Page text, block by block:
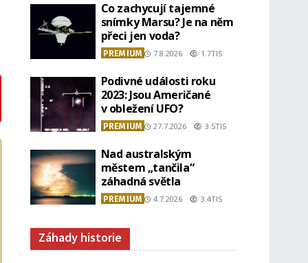
Co zachycují tajemné
snímky Marsu? Je na něm
přeci jen voda?
PREMIUM 7.8.2026 1.7TIS
Podivné události roku
2023: Jsou Američané
v obležení UFO?
PREMIUM 27.7.2026 3.5TIS
Nad australským
městem „tančila“
záhadná světla
PREMIUM 4.7.2026 3.4TIS
Záhady historie